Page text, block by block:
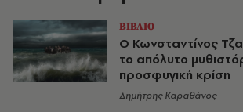
ΒΙΒΛΙΟ
Ο Κωνσταντίνος
το απόλυτο
προσφυγική κρίση
Δημήτρης Καραθάνος